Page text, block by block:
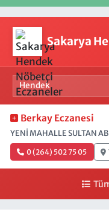
Sakarya
Berkay Eczanesi
YENİ MAHALLE SULTAN
0 (264) 502 75 05